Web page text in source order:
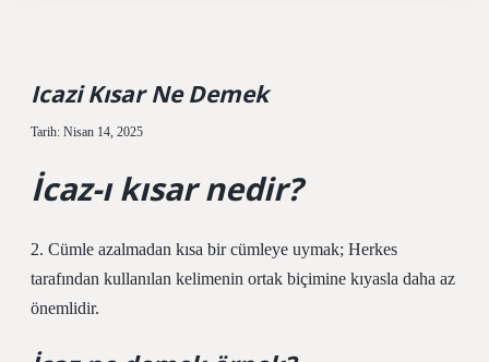
Icazi Kısar Ne Demek
Tarih: Nisan 14, 2025
İcaz-ı kısar nedir?
2. Cümle azalmadan kısa bir cümleye uymak; Herkes
tarafından kullanılan kelimenin ortak biçimine kıyasla daha az
önemlidir.